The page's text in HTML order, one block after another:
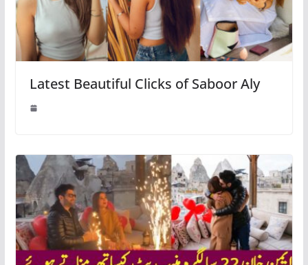
Latest Beautiful Clicks of Saboor Aly